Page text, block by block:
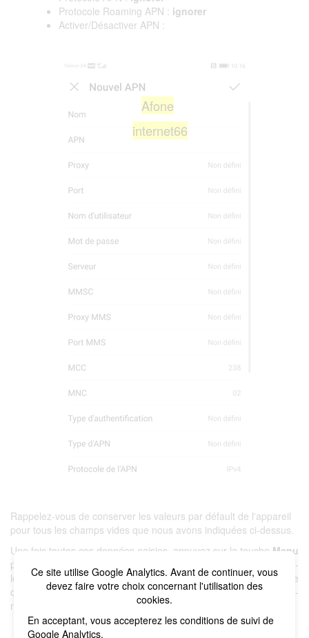
Ce site utilise Google Analytics. Avant de continuer, vous
devez faire votre choix concernant l'utilisation des
cookies.
En acceptant, vous accepterez les conditions de suivi de
Google Analytics.
Protocole Roaming APN : ignorer
Activer/Désactiver APN :
internet66
Afone
Rappelez-vous de conserver les valeurs par défault de l'appareil
pour tous les champs vides que nous avons indiquées ci-dessus.
Une fois toutes ces données saisies, appuyez sur la touche Menu
puis
. Si vous avez créé un nouvel APN, sélectionnez-
le. Enfin, le téléphone mobile bénéficiera à nouveau d'une
couverture de données afin de pouvoir naviguer, gérer ses e-
mails et utiliser les applications nécessitant une connexion.